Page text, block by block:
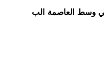
وسط العاصمة الب